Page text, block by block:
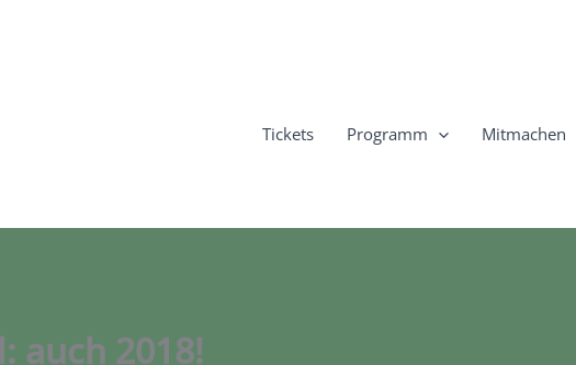
Tickets Programm Mitmachen
auch 2018!